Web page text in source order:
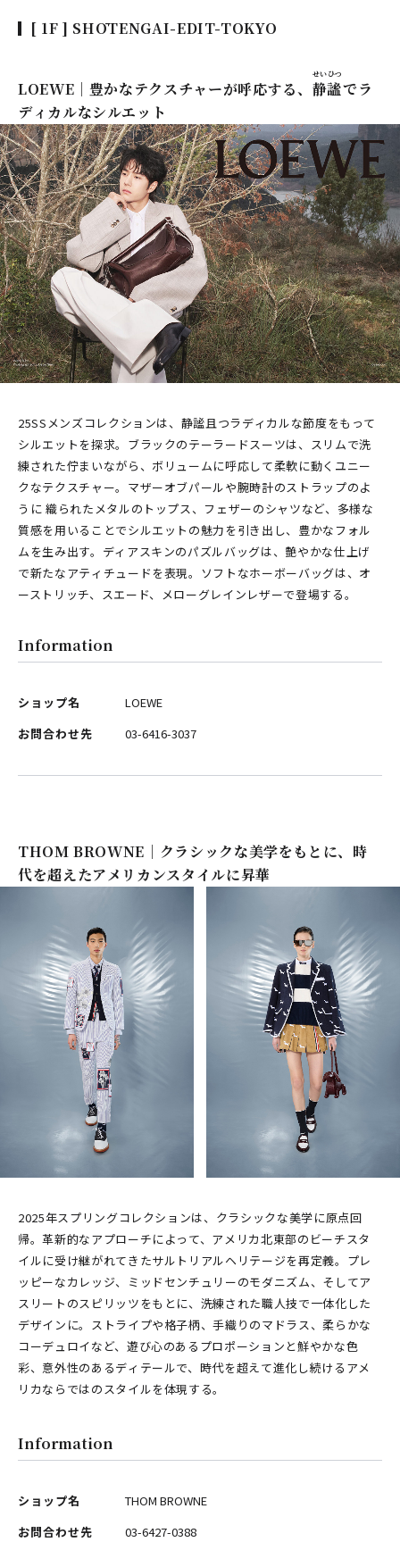
[ 1F ] SHŌTENGAI-EDIT-TOKYO
LOEWE｜豊かなテクスチャーが呼応する、 静謐
せいひつ
でラ
ディカルなシルエット
25SSメンズコレクションは、静謐且つラディカルな節度をもって
シルエットを探求。ブラックのテーラードスーツは、スリムで洗
練された佇まいながら、ボリュームに呼応して柔軟に動くユニー
クなテクスチャー。マザーオブパールや腕時計のストラップのよ
うに 織られたメタルのトップス、フェザーのシャツなど、多様な
質感を用いることでシルエットの魅力を引き出し、豊かなフォル
ムを生み出す。ディアスキンのパズルバッグは、艶やかな仕上げ
で新たなアティチュードを表現。ソフトなホーボーバッグは、オ
ーストリッチ、スエード、メローグレインレザーで登場する。
Information
ショップ名
LOEWE
お問合わせ先
03-6416-3037
THOM BROWNE｜クラシックな美学をもとに、時
代を超えたアメリカンスタイルに昇華
2025年スプリングコレクションは、クラシックな美学に原点回
帰。革新的なアプローチによって、アメリカ北東部のビーチスタ
イルに受け継がれてきたサルトリアルヘリテージを再定義。プレ
ッピーなカレッジ、ミッドセンチュリーのモダニズム、そしてア
スリートのスピリッツをもとに、洗練された職人技で一体化した
デザインに。ストライプや格子柄、手織りのマドラス、柔らかな
コーデュロイなど、遊び心のあるプロポーションと鮮やかな色
彩、意外性のあるディテールで、時代を超えて進化し続けるアメ
リカならではのスタイルを体現する。
Information
ショップ名
THOM BROWNE
お問合わせ先
03-6427-0388